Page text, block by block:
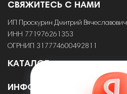
СВЯЖИТЕСЬ С НАМИ
ИП Проскурин Дмитрий Вячеславович
ИНН 771976261353
ОГРНИП 317774600492811
КАТАЛОГ
ИНФОРМАЦИЯ